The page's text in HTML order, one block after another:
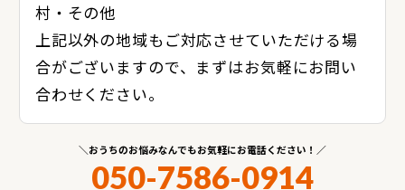
村・その他
上記以外の地域もご対応させていただける場
合がございますので、まずはお気軽にお問い
合わせください。
おうちのお悩みなんでもお気軽にお電話ください！
050-7586-0914